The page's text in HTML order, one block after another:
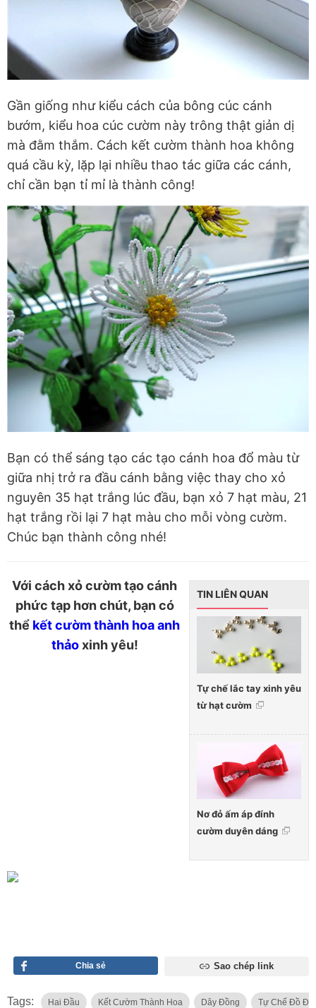
Gần giống như kiểu cách của bông cúc cánh
bướm, kiểu hoa cúc cườm này trông thật giản dị
mà đằm thắm. Cách kết cườm thành hoa không
quá cầu kỳ, lặp lại nhiều thao tác giữa các cánh,
chỉ cần bạn tỉ mỉ là thành công!
Bạn có thể sáng tạo các tạo cánh hoa đổ màu từ
giữa nhị trở ra đầu cánh bằng việc thay cho xỏ
nguyên 35 hạt trắng lúc đầu, bạn xỏ 7 hạt màu, 21
hạt trắng rồi lại 7 hạt màu cho mỗi vòng cườm.
Chúc bạn thành công nhé!
TIN LIÊN QUAN
Tự chế lắc tay xinh yêu
từ hạt cườm
Nơ đỏ ấm áp đính
cườm duyên dáng
Với cách xỏ cườm tạo cánh
phức tạp hơn chút, bạn có
thể kết cườm thành hoa anh
thảoxinh yêu!
Chia sẻ Sao chép link
Tags: Hai Đầu Kết Cườm Thành Hoa Dây Đồng Tự Chế Đồ